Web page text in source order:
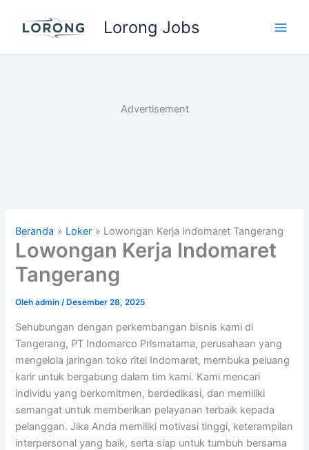
Lorong Jobs
Advertisement
Beranda Loker Lowongan Kerja Indomaret Tangerang
Lowongan Kerja Indomaret
Tangerang
Olehadmin/ Desember 28, 2025
Sehubungan dengan perkembangan bisnis kami di
Tangerang, PT Indomarco Prismatama, perusahaan yang
mengelola jaringan toko ritel Indomaret, membuka peluang
karir untuk bergabung dalam tim kami. Kami mencari
individu yang berkomitmen, berdedikasi, dan memiliki
semangat untuk memberikan pelayanan terbaik kepada
pelanggan. Jika Anda memiliki motivasi tinggi, keterampilan
interpersonal yang baik, serta siap untuk tumbuh bersama